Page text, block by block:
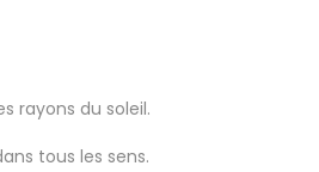
rayons du soleil.
tous les sens.